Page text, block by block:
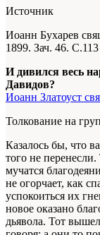
Источник
Иоанн Бухарев
1899. Зач. 46. С.113
И дивился весь
Давидов?
Иоанн Златоуст
Толкование на
Казалось бы, что
того не
мучатся
не огорчает, как
успокоиться их
новое оказано
дьявола. Тот